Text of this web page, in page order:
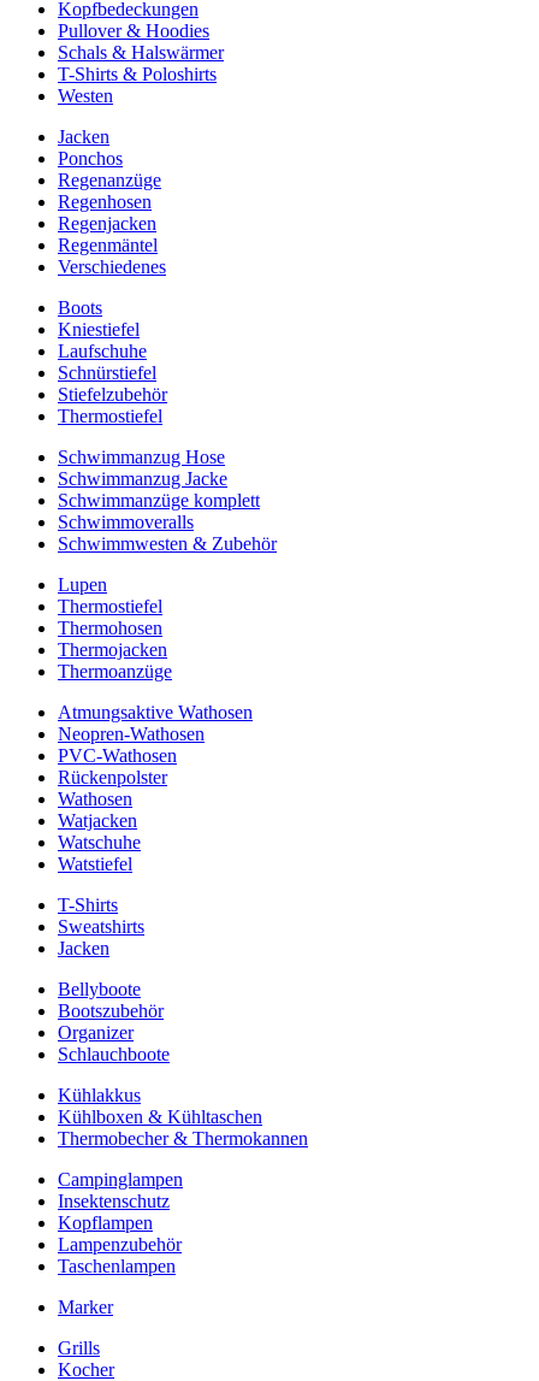
Kopfbedeckungen
Pullover & Hoodies
Schals & Halswärmer
T-Shirts & Poloshirts
Westen
Jacken
Ponchos
Regenanzüge
Regenhosen
Regenjacken
Regenmäntel
Verschiedenes
Boots
Kniestiefel
Laufschuhe
Schnürstiefel
Stiefelzubehör
Thermostiefel
Schwimmanzug Hose
Schwimmanzug Jacke
Schwimmanzüge komplett
Schwimmoveralls
Schwimmwesten & Zubehör
Lupen
Thermostiefel
Thermohosen
Thermojacken
Thermoanzüge
Atmungsaktive Wathosen
Neopren-Wathosen
PVC-Wathosen
Rückenpolster
Wathosen
Watjacken
Watschuhe
Watstiefel
T-Shirts
Sweatshirts
Jacken
Bellyboote
Bootszubehör
Organizer
Schlauchboote
Kühlakkus
Kühlboxen & Kühltaschen
Thermobecher & Thermokannen
Campinglampen
Insektenschutz
Kopflampen
Lampenzubehör
Taschenlampen
Marker
Grills
Kocher